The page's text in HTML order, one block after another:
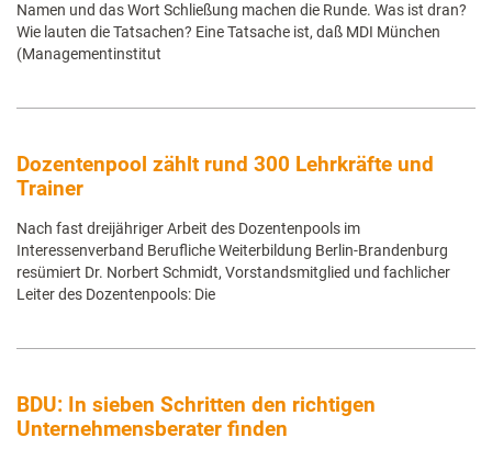
Namen und das Wort Schließung machen die Runde. Was ist dran?
Wie lauten die Tatsachen? Eine Tatsache ist, daß MDI München
(Managementinstitut
Dozentenpool zählt rund 300 Lehrkräfte und
Trainer
Nach fast dreijähriger Arbeit des Dozentenpools im
Interessenverband Berufliche Weiterbildung Berlin-Brandenburg
resümiert Dr. Norbert Schmidt, Vorstandsmitglied und fachlicher
Leiter des Dozentenpools: Die
BDU: In sieben Schritten den richtigen
Unternehmensberater finden